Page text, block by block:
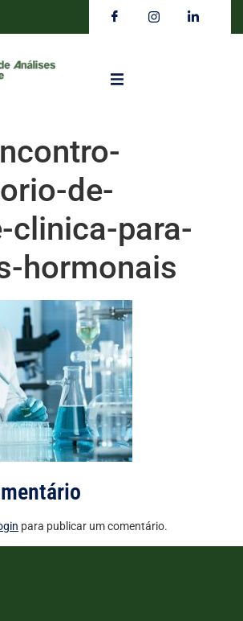
de-
clinica-para-
hormonais
para publicar um comentário.